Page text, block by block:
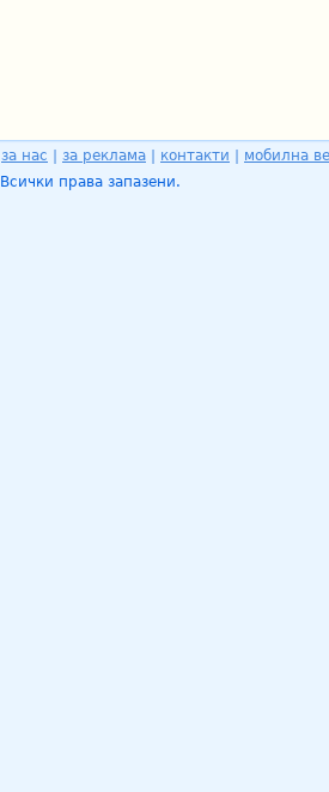
за нас за реклама контакти
мобилна
Всички права запазени.